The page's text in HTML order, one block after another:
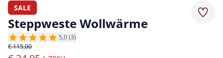
SALE
Steppweste Wollwärme
5,0 (3)
€ 115,00